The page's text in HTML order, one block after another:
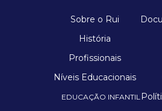
Sobre o Rui
História
Profissionais
Níveis Educacionais
EDUCAÇÃO INFANTIL